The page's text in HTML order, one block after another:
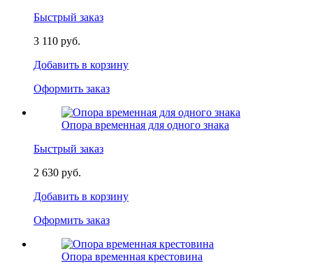
Быстрый заказ
3 110 руб.
Добавить в корзину
Оформить заказ
Опора временная для одного знака
Быстрый заказ
2 630 руб.
Добавить в корзину
Оформить заказ
Опора временная крестовина